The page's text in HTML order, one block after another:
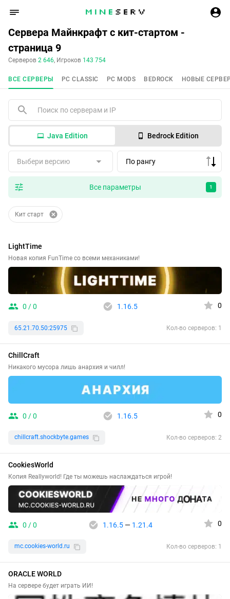
Сервера Майнкрафт с кит-стартом -
страница 9
Серверов 2 646, Игроков 143 754
ВСЕ СЕРВЕРЫ PC CLASSIC PC MODS BEDROCK НОВЫЕ
Java Edition Bedrock Edition
Выбери версию По рангу
Все параметры 1
Кит старт
LightTime
Новая копия FunTime со всеми механиками!
0 / 0 1.16.5 0
65.21.70.50:25975 Кол-во серверов: 1
ChillCraft
Никакого мусора лишь анархия и чилл!
0 / 0 1.16.5 0
chillcraft.shockbyte.games Кол-во серверов: 2
CookiesWorld
Копия Reallyworld! Где ты можешь наслаждаться игрой!
0 / 0 1.16.5— 1.21.4 0
mc.cookies-world.ru Кол-во серверов: 1
ORACLE WORLD
На сервере будет играть ИИ!